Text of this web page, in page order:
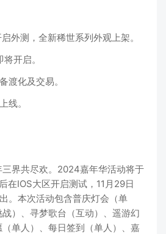
外测，全新稀世系列外观上架。
开启。
渡化及交易。
线。
界共尽欢。2024嘉年华活动将于
在IOS大区开启测试，11月29日
。本次活动包含普庆灯会（单
）、寻梦歌台（互动）、遥游幻
单人）、每日签到（单人）、嘉